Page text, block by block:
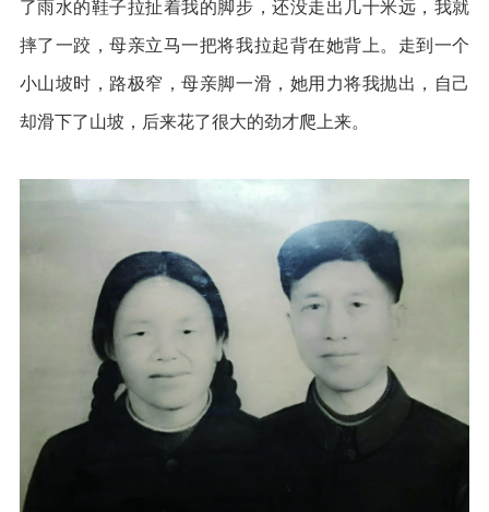
了雨水的鞋子拉扯着我的脚步，还没走出几十米远，我就
摔了一跤，母亲立马一把将我拉起背在她背上。走到一个
小山坡时，路极窄，母亲脚一滑，她用力将我抛出，自己
却滑下了山坡，后来花了很大的劲才爬上来。